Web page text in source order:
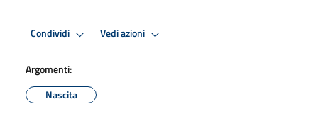
Condividi Vedi azioni
Argomenti:
Nascita